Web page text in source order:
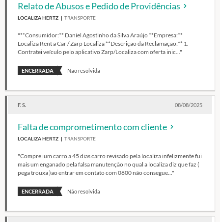
Relato de Abusos e Pedido de Providências
LOCALIZA HERTZ TRANSPORTE
"**Consumidor:** Daniel Agostinho da Silva Araújo **Empresa:**
Localiza Rent a Car / Zarp Localiza **Descrição da Reclamação:** 1.
Contratei veículo pelo aplicativo Zarp/Localiza com oferta inic..."
ENCERRADA Não resolvida
F. S. 08/08/2025
Falta de comprometimento com cliente
LOCALIZA HERTZ TRANSPORTE
"Comprei um carro a 45 dias carro revisado pela localiza infelizmente fui
mais um enganado pela falsa manutenção no qual a localiza diz que faz (
pega trouxa )ao entrar em contato com 0800 não consegue..."
ENCERRADA Não resolvida